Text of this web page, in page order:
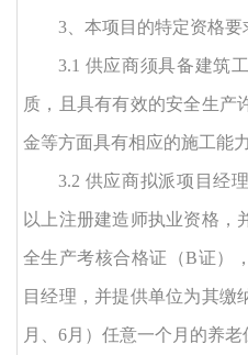
3、 本项目的特定资格要
3.1 供应商须具备建筑
质，且具有有效的安全生产
金等方面具有相应的施工能力
3.2 供应商拟派项目经
以上注册建造师执业资格 ，
全生产考核合格证（B证）
目经理，并提供单位为其缴
月、 6月）任意一个月的养老